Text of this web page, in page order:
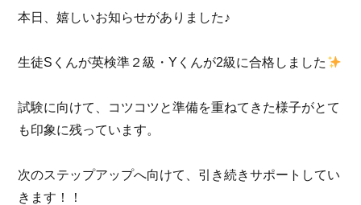
本日、嬉しいお知らせがありました♪
生徒Sくんが英検準２級・Yくんが2級に合格しました
試験に向けて、コツコツと準備を重ねてきた様子がとて
も印象に残っています。
次のステップアップへ向けて、引き続きサポートしてい
きます！！